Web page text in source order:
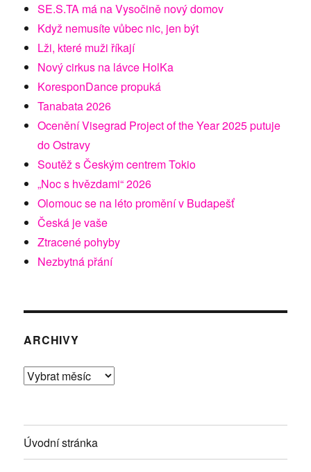
SE.S.TA má na Vysočině nový domov
Když nemusíte vůbec nic, jen být
Lži, které muži říkají
Nový cirkus na lávce HolKa
KoresponDance propuká
Tanabata 2026
Ocenění Visegrad Project of the Year 2025 putuje
do Ostravy
Soutěž s Českým centrem Tokio
„Noc s hvězdami“ 2026
Olomouc se na léto promění v Budapešť
Česká je vaše
Ztracené pohyby
Nezbytná přání
ARCHIVY
Archivy
Úvodní stránka